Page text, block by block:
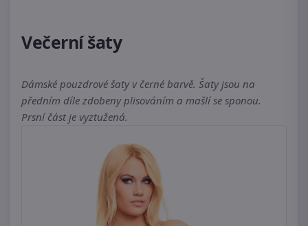
Večerní šaty
Dámské pouzdrové šaty v černé barvě. Šaty jsou na
předním díle zdobeny plisováním a mašlí se sponou.
Prsní část je vyztužená.